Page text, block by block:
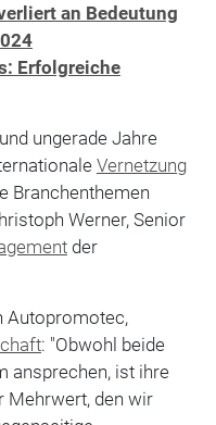
an Bedeutung
Erfolgreiche
ungerade Jahre
Vernetzung
Branchenthemen
Werner, Senior
der
Autopromotec,
: "Obwohl beide
ansprechen, ist ihre
Mehrwert, den wir